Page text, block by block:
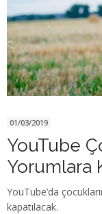
01/03/2019
YouTube
Yorumlara
YouTube’da
kapatılacak.